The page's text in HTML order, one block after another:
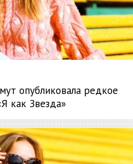
опубликовала редкое
как Звезда»